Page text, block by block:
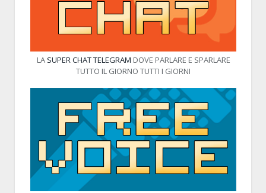
LA SUPER CHAT TELEGRAM DOVE PARLARE E SPARLARE
TUTTO IL GIORNO TUTTI I GIORNI